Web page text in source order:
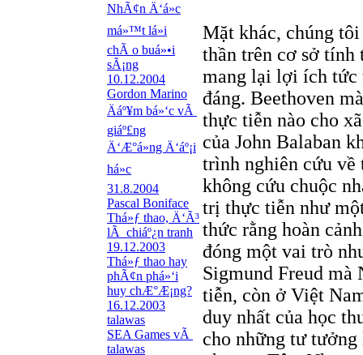
NhÃ¢n Ä‘á»c
má»™t lá»i
chÃ o buá»•i
sÃ¡ng
10.12.2004
Gordon Marino
Äáº¥m bá»‘c vÃ
giáº£ng
Ä‘Æ°á»ng Ä‘áº¡i
há»c
31.8.2004
Pascal Boniface
Thá»ƒ thao, Ä‘Ã³
lÃ chiáº¿n tranh
19.12.2003
Thá»ƒ thao hay
phÃ¢n phá»‘i
huy chÆ°Æ¡ng?
16.12.2003
talawas
SEA Games vÃ
talawas
Mặt khác, chúng
thần trên cơ sở tính
mang lại lợi ích tức
đáng. Beethoven
thực tiễn nào cho
của John Balaban
trình nghiên cứu
không cứu chuộc
trị thực tiễn như
thức rằng hoàn
đóng một vai trò
Sigmund Freud mà
tiễn, còn ở Việt
duy nhất của học
cho những tư tưởng